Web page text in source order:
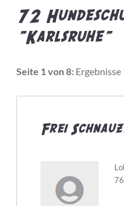
Bietet Leistung
hat
72
"Karlsruhe"
Seite 1 von 8:Ergebnisse
Frei